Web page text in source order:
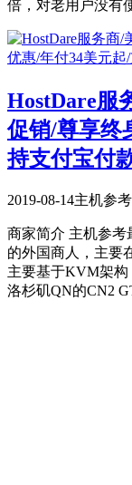
倍，对老用户没有
HostDare服
促销/尊享终
持支付宝付
2019-08-14主机参考
商家简介 主机参考
的外国商人，主要
主要基于KVM架
洛杉矶QN的CN2